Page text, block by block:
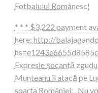
Fotbalului Românesc!
* * * $3,222 payment
here: http://
Expresie șocantă
Munteanu îl atacă pe
soarta României: „Nu